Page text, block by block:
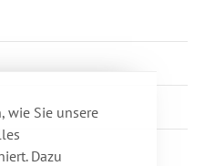
wie Sie unsere
Dazu